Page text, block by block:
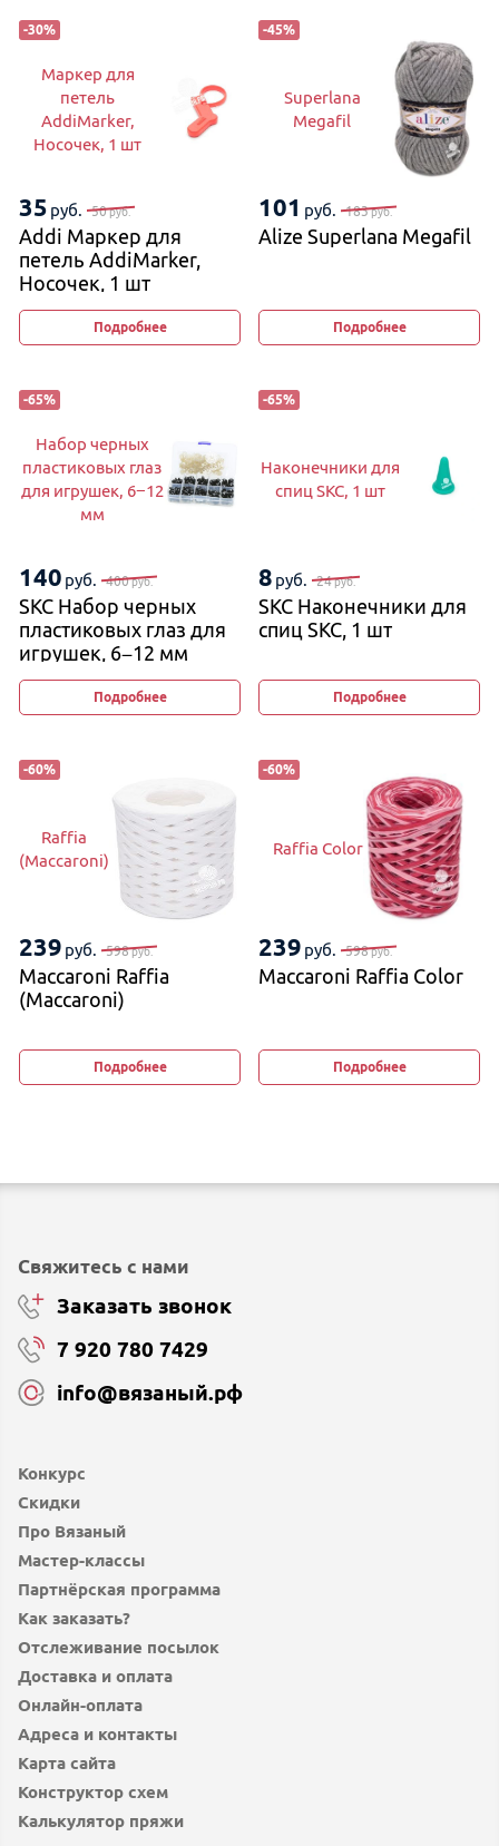
-30%
Маркер для
петель
AddiMarker,
Носочек, 1 шт
35 руб. 50руб.
Addi Маркер для
петель AddiMarker,
Носочек, 1 шт
Подробнее
-45%
Superlana
Megafil
101 руб. 183руб.
Alize Superlana Megafil
Подробнее
-65%
Набор черных
пластиковых глаз
для игрушек, 6−12
мм
140 руб. 400руб.
SKC Набор черных
пластиковых глаз для
игрушек, 6−12 мм
Подробнее
-65%
Наконечники для
спиц SKC, 1 шт
8 руб. 24руб.
SKC Наконечники для
спиц SKC, 1 шт
Подробнее
-60%
Raffia
(Maccaroni)
239 руб. 598руб.
Maccaroni Raffia
(Maccaroni)
Подробнее
-60%
Raffia Color
239 руб. 598руб.
Maccaroni Raffia Color
Подробнее
Конкурс
Скидки
Про Вязаный
Мастер-классы
Партнёрская программа
Как заказать?
Отслеживание посылок
Доставка и оплата
Онлайн-оплата
Адреса и контакты
Карта сайта
Конструктор схем
Калькулятор пряжи
Свяжитесь с нами
Заказать звонок
7 920 780 7429
info@вязаный.рф